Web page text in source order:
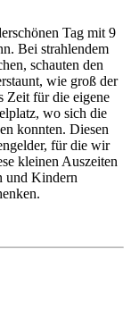
Tag mit 9
Bei strahlendem
schauten den
wie groß der
Zeit für die eigene
wo sich die
konnten. Diesen
für die wir
kleinen Auszeiten
und Kindern